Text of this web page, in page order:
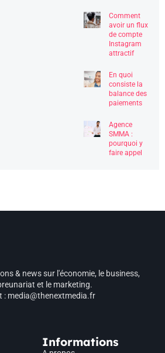
Comment
avoir un flux
de compte
Instagram
attractif
En quoi
consiste la
balance des
paiements
Agence
SMMA :
pourquoi y
faire appel
& news sur l'économie, le business,
et le marketing.
: media@thenextmedia.fr
Informations